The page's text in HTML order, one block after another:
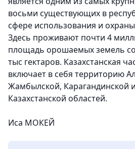
восьми существующих в
сфере использования и
Здесь проживают почти 4
площадь орошаемых земель
тыс гектаров. Казахстанская
включает в себя территорию
Жамбылской, Карагандинской
Казахстанской областей.
Иса МОКЕЙ